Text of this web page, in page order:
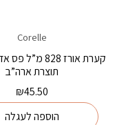
Corelle
קערת אורז 828
תוצרת ארה”ב
₪45.50
הוספה לעגלה